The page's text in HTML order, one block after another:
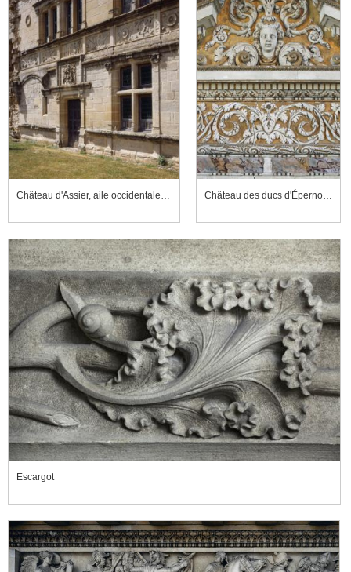
Château d'Assier, aile occidentale, façade sur cour Château des ducs d'Épernon, première antichambre de la Reine, cheminée
Escargot